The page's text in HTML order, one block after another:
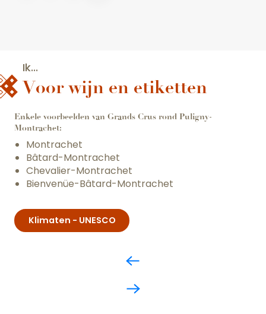
Ik...
Voor wijn en etiketten
Enkele voorbeelden van Grands Crus rond Puligny-
Montrachet:
Montrachet
Bâtard-Montrachet
Chevalier-Montrachet
Bienvenüe-Bâtard-Montrachet
Klimaten - UNESCO